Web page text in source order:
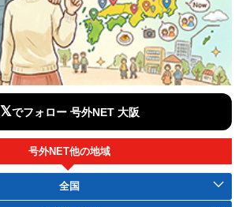
𝕏でフォロー 号外NET 大阪
号外NET他の地域
全国